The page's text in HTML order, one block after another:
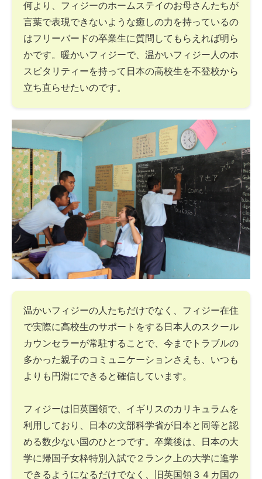
何より、フィジーのホームステイのお母さんたちが
言葉で表現できないような癒しの力を持っているの
はフリーバードの卒業生に質問してもらえれば明ら
かです。暖かいフィジーで、温かいフィジー人のホ
スピタリティーを持って日本の高校生を不登校から
立ち直らせたいのです。
温かいフィジーの人たちだけでなく、フィジー在住
で実際に高校生のサポートをする日本人のスクール
カウンセラーが常駐することで、今までトラブルの
多かった親子のコミュニケーションさえも、いつも
よりも円滑にできると確信しています。
フィジーは旧英国領で、イギリスのカリキュラムを
利用しており、日本の文部科学省が日本と同等と認
める数少ない国のひとつです。卒業後は、日本の大
学に帰国子女枠特別入試で２ランク上の大学に進学
できるようになるだけでなく、旧英国領３４カ国の